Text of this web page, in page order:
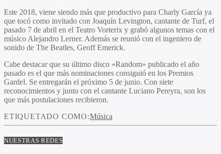
Este 2018, viene siendo más que productivo para Charly García ya
que tocó como invitado con Joaquín Levington, cantante de Turf, el
pasado 7 de abril en el Teatro Vorterix y grabó algunos temas con el
músico Alejandro Lerner. Además se reunió con el ingeniero de
sonido de The Beatles, Geoff Emerick.
Cabe destacar que su último disco «Random» publicado el año
pasado es el que más nominaciones consiguió en los Premios
Gardel. Se entregarán el próximo 5 de junio. Con siete
reconocimientos y junto con el cantante Luciano Pereyra, son los
que más postulaciones recibieron.
ETIQUETADO COMO:Música
NUESTRAS REDES